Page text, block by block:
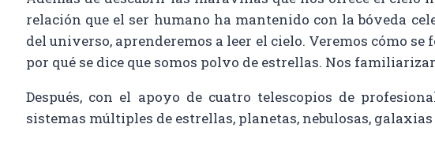
relación que el ser humano ha mantenido con la bóveda
del universo, aprenderemos a leer el cielo. Veremos cómo
por qué se dice que somos polvo de estrellas. Nos
Después, con el apoyo de cuatro telescopios de
sistemas múltiples de estrellas, planetas, nebulosas,